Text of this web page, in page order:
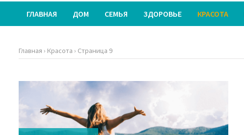
ГЛАВНАЯ ДОМ СЕМЬЯ ЗДОРОВЬЕ КРАСОТА
Главная › Красота › Страница 9